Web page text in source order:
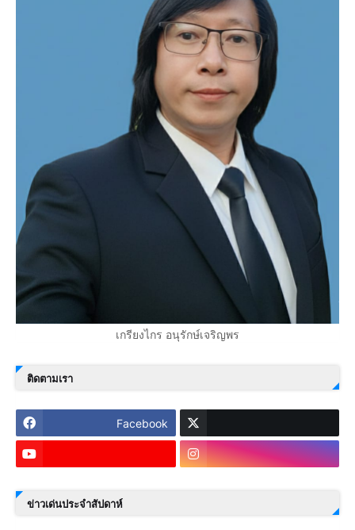
เกรียงไกร อนุรักษ์เจริญพร
ติดตามเรา
Facebook
ข่าวเด่นประจำสัปดาห์